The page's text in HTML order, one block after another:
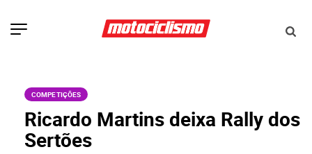
COMPETIÇÕES
Ricardo Martins deixa Rally dos
Sertões